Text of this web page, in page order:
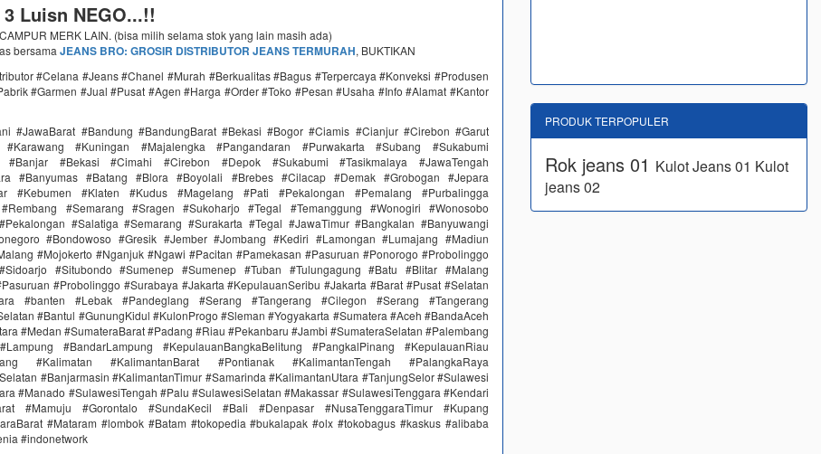
3 Luisn NEGO...!!
MERK LAIN. (bisa milih selama stok yang lain masih ada)
bersama JEANS BRO: GROSIR DISTRIBUTOR JEANS TERMURAH, BUKTIKAN
#Celana #Jeans #Chanel #Murah #Berkualitas #Bagus #Terpercaya #Konveksi #Produsen
#Garmen #Jual #Pusat #Agen #Harga #Order #Toko #Pesan #Usaha #Info #Alamat #Kantor
#JawaBarat #Bandung #BandungBarat #Bekasi #Bogor #Ciamis #Cianjur #Cirebon #Garut
#Karawang #Kuningan #Majalengka #Pangandaran #Purwakarta #Subang #Sukabumi
#Banjar #Bekasi #Cimahi #Cirebon #Depok #Sukabumi #Tasikmalaya #JawaTengah
#Banyumas #Batang #Blora #Boyolali #Brebes #Cilacap #Demak #Grobogan #Jepara
#Kebumen #Klaten #Kudus #Magelang #Pati #Pekalongan #Pemalang #Purbalingga
#Semarang #Sragen #Sukoharjo #Tegal #Temanggung #Wonogiri #Wonosobo
#Salatiga #Semarang #Surakarta #Tegal #JawaTimur #Bangkalan #Banyuwangi
#Bondowoso #Gresik #Jember #Jombang #Kediri #Lamongan #Lumajang #Madiun
#Mojokerto #Nganjuk #Ngawi #Pacitan #Pamekasan #Pasuruan #Ponorogo #Probolinggo
#Situbondo #Sumenep #Sumenep #Tuban #Tulungagung #Batu #Blitar #Malang
#Probolinggo #Surabaya #Jakarta #KepulauanSeribu #Jakarta #Barat #Pusat #Selatan
#banten #Lebak #Pandeglang #Serang #Tangerang #Cilegon #Serang #Tangerang
#Bantul #GunungKidul #KulonProgo #Sleman #Yogyakarta #Sumatera #Aceh #BandaAceh
#Medan #SumateraBarat #Padang #Riau #Pekanbaru #Jambi #SumateraSelatan #Palembang
#BandarLampung #KepulauanBangkaBelitung #PangkalPinang #KepulauanRiau
#Kalimatan #KalimantanBarat #Pontianak #KalimantanTengah #PalangkaRaya
#Banjarmasin #KalimantanTimur #Samarinda #KalimantanUtara #TanjungSelor #Sulawesi
#Manado #SulawesiTengah #Palu #SulawesiSelatan #Makassar #SulawesiTenggara #Kendari
#Mamuju #Gorontalo #SundaKecil #Bali #Denpasar #NusaTenggaraTimur #Kupang
#Mataram #lombok #Batam #tokopedia #bukalapak #olx #tokobagus #kaskus #alibaba
#indonetwork
PRODUK TERPOPULER
Rok jeans 01 Kulot Jeans 01 Kulot
jeans 02